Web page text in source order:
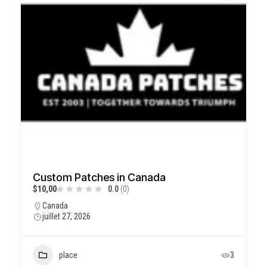
Custom Patches in Canada
$10,00 0.0 (0)
Canada
juillet 27, 2026
place 3